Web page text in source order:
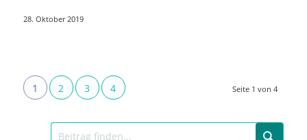
28. Oktober 2019
Seite 1 von 4
1 2 3 4